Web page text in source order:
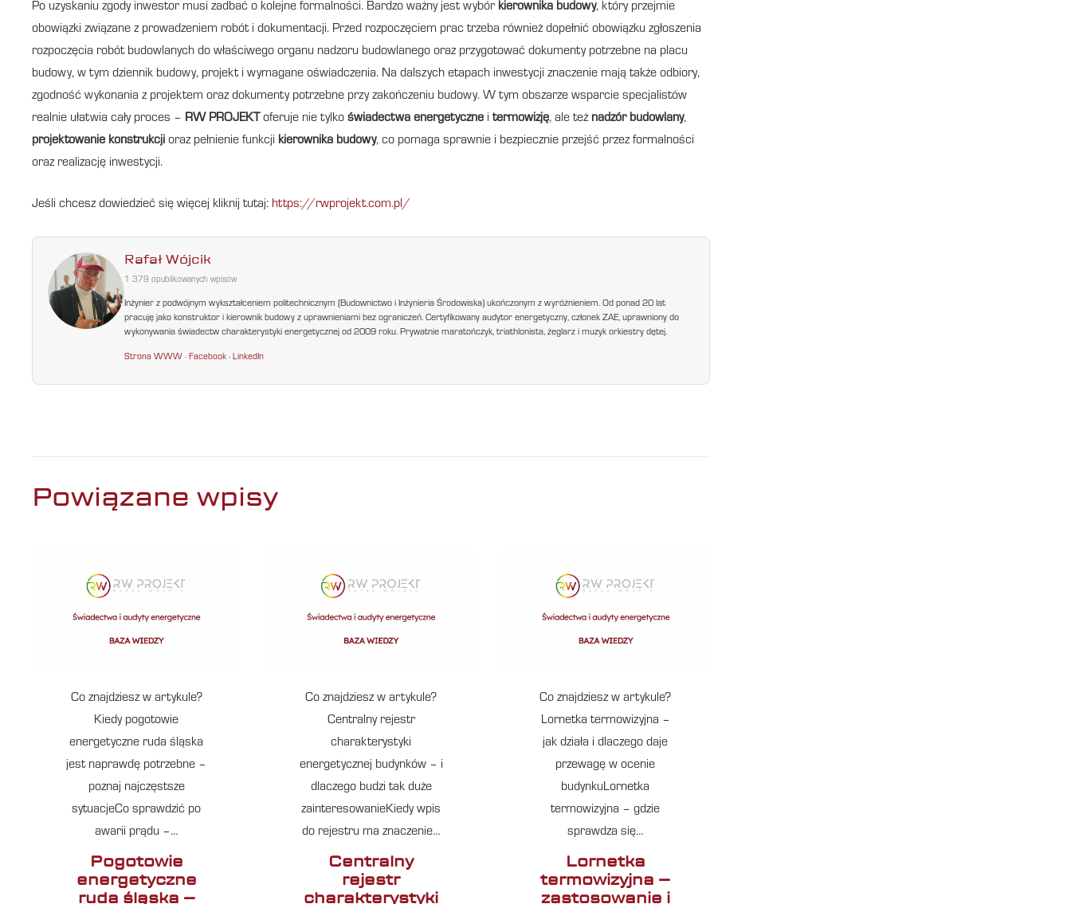
Po uzyskaniu zgody inwestor musi zadbać o kolejne formalności. Bardzo ważny jest wybór kierownika budowy, który przejmie
obowiązki związane z prowadzeniem robót i dokumentacji. Przed rozpoczęciem prac trzeba również dopełnić obowiązku zgłoszenia
rozpoczęcia robót budowlanych do właściwego organu nadzoru budowlanego oraz przygotować dokumenty potrzebne na placu
budowy, w tym dziennik budowy, projekt i wymagane oświadczenia. Na dalszych etapach inwestycji znaczenie mają także odbiory,
zgodność wykonania z projektem oraz dokumenty potrzebne przy zakończeniu budowy. W tym obszarze wsparcie specjalistów
realnie ułatwia cały proces – RW PROJEKT oferuje nie tylko świadectwa energetyczne i termowizję, ale też nadzór budowlany,
projektowanie konstrukcji oraz pełnienie funkcji kierownika budowy, co pomaga sprawnie i bezpiecznie przejść przez formalności
oraz realizację inwestycji.
Jeśli chcesz dowiedzieć się więcej kliknij tutaj: https://rwprojekt.com.pl/
Rafał Wójcik
1 379 opublikowanych wpisów
Inżynier z podwójnym wykształceniem politechnicznym (Budownictwo i Inżynieria Środowiska) ukończonym z wyróżnieniem. Od ponad 20 lat
pracuję jako konstruktor i kierownik budowy z uprawnieniami bez ograniczeń. Certyfikowany audytor energetyczny, członek ZAE, uprawniony do
wykonywania świadectw charakterystyki energetycznej od 2009 roku. Prywatnie maratończyk, triathlonista, żeglarz i muzyk orkiestry dętej.
Strona WWW ·Facebook ·LinkedIn
Powiązane wpisy
Co znajdziesz w artykule?
Kiedy pogotowie
energetyczne ruda śląska
jest naprawdę potrzebne –
poznaj najczęstsze
sytuacjeCo sprawdzić po
awarii prądu –…
Pogotowie
energetyczne
ruda śląska –
Co znajdziesz w artykule?
Centralny rejestr
charakterystyki
energetycznej budynków – i
dlaczego budzi tak duże
zainteresowanieKiedy wpis
do rejestru ma znaczenie…
Centralny
rejestr
charakterystyki
Co znajdziesz w artykule?
Lornetka termowizyjna –
jak działa i dlaczego daje
przewagę w ocenie
budynkuLornetka
termowizyjna – gdzie
sprawdza się…
Lornetka
termowizyjna –
zastosowanie i